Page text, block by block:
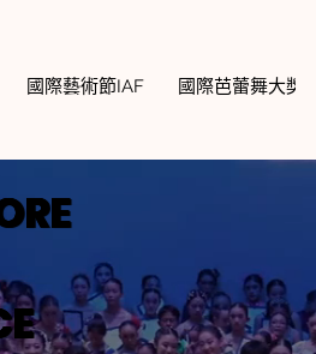
國際藝術節IAF 國際芭蕾舞大獎